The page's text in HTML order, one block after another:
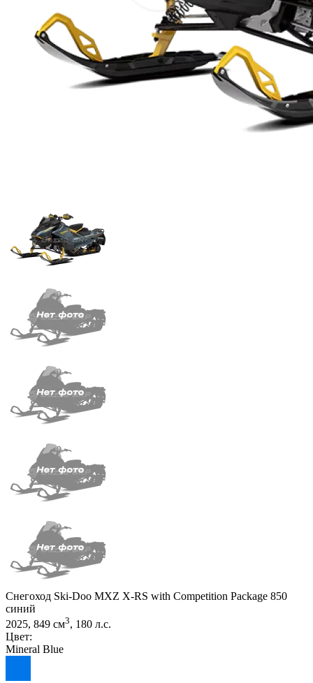
Снегоход Ski-Doo MXZ X-RS with Competition Package 850
синий
2025, 849 см3, 180 л.с.
Цвет:
Mineral Blue